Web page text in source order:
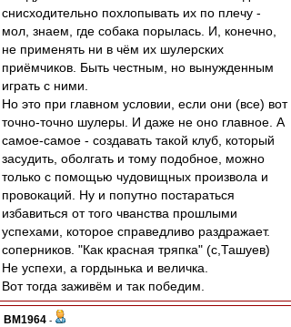
снисходительно похлопывать их по плечу -
мол, знаем, где собака порылась. И, конечно,
не применять ни в чём их шулерских
приёмчиков. Быть честным, но вынужденным
играть с ними.
Но это при главном условии, если они (все) вот
точно-точно шулеры. И даже не оно главное. А
самое-самое - создавать такой клуб, который
засудить, оболгать и тому подобное, можно
только с помощью чудовищных произвола и
провокаций. Ну и попутно постараться
избавиться от того чванства прошлыми
успехами, которое справедливо раздражает.
соперников. "Как красная тряпка" (с,Ташуев)
Не успехи, а гордынька и величка.
Вот тогда заживём и так победим.
BM1964 -